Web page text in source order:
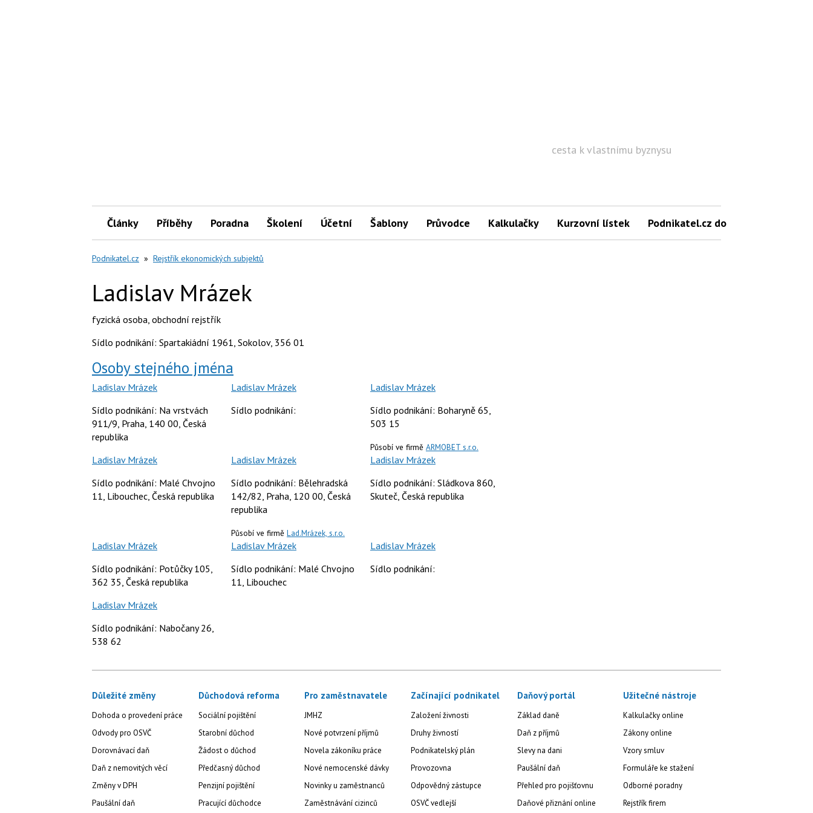
cesta k vlastnímu byznysu
Články Příběhy Poradna Školení Účetní Šablony Průvodce Kalkulačky Kurzovní lístek Podnikatel.cz do mailu
Podnikatel.cz » Rejstřík ekonomických subjektů
Ladislav Mrázek
fyzická osoba obchodní rejstřík
Sídlo podnikání: Spartakiádní 1961, Sokolov, 356 01
Osoby stejného jména
Ladislav Mrázek
Sídlo podnikání: Na vrstvách
911/9, Praha, 140 00, Česká
republika
Ladislav Mrázek
Sídlo podnikání:
Ladislav Mrázek
Sídlo podnikání: Boharyně 65,
503 15
Působí ve firmě ARMOBET s.r.o.
Ladislav Mrázek
Sídlo podnikání: Malé Chvojno
11, Libouchec, Česká republika
Ladislav Mrázek
Sídlo podnikání: Bělehradská
142/82, Praha, 120 00, Česká
republika
Působí ve firmě Lad.Mrázek, s.r.o.
Ladislav Mrázek
Sídlo podnikání: Sládkova 860,
Skuteč, Česká republika
Ladislav Mrázek
Sídlo podnikání: Potůčky 105,
362 35, Česká republika
Ladislav Mrázek
Sídlo podnikání: Malé Chvojno
11, Libouchec
Ladislav Mrázek
Sídlo podnikání:
Ladislav Mrázek
Sídlo podnikání: Nabočany 26,
538 62
Důležité změny
Dohoda o provedení práce
Odvody pro OSVČ
Dorovnávací daň
Daň z nemovitých věcí
Změny v DPH
Paušální daň
Důchodová reforma
Sociální pojištění
Starobní důchod
Žádost o důchod
Předčasný důchod
Penzijní pojištění
Pracující důchodce
Pro zaměstnavatele
JMHZ
Nové potvrzení příjmů
Novela zákoníku práce
Nové nemocenské dávky
Novinky u zaměstnanců
Zaměstnávání cizinců
Začínající podnikatel
Založení živnosti
Druhy živností
Podnikatelský plán
Provozovna
Odpovědný zástupce
OSVČ vedlejší
Daňový portál
Základ daně
Daň z příjmů
Slevy na dani
Paušální daň
Přehled pro pojišťovnu
Daňové přiznání online
Užitečné nástroje
Kalkulačky online
Zákony online
Vzory smluv
Formuláře ke stažení
Odborné poradny
Rejstřík firem